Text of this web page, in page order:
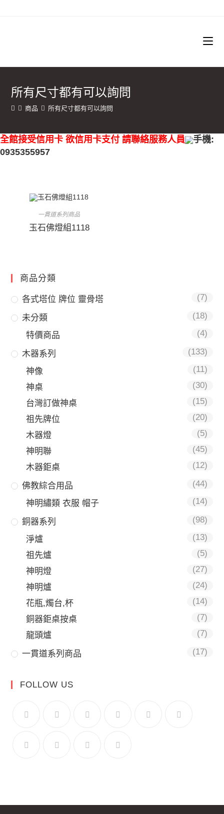
所有尺寸都有可以詢問
商品 所有尺寸都有可以詢問
全館接受信用卡 欲信用卡支付 請聯絡服務人員
手機:
0935355957
一貫道系列商品
玉石佛燈組1118
商品分類
各式塔位 牌位 靈骨塔 (7)
未分類 (18)
特價商品 (4)
木器系列 (133)
神像
(11)
神桌
(30)
台灣訂做神桌
(15)
祖先牌位
(20)
木器燈
(5)
神明聯
(45)
木器鉅桌
(12)
佛教綜合用品 (44)
神明繡類 衣服 帽子 (14)
銅器系列 (98)
淨爐
(13)
祖先爐
(5)
神明燈
(27)
神明爐
(24)
花瓶,燭台,杯
(14)
銅器鉅桌按桌
(7)
龍頭爐
(7)
一貫道系列商品 (17)
FOLLOW US